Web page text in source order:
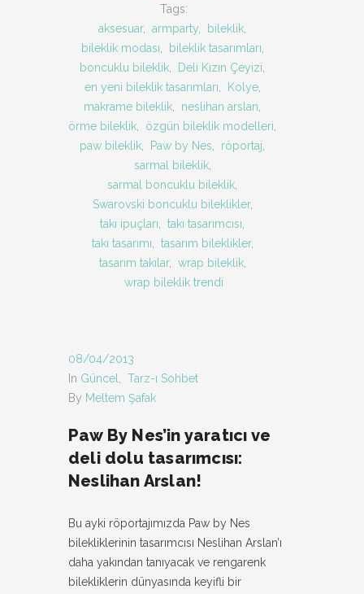
Tags:
aksesuar, armparty bileklik
bileklik modası
bileklik tasarımları
boncuklu bileklik
Deli Kızın Çeyizi
en yeni bileklik tasarımları
Kolye,
makrame bileklik
neslihan arslan
örme bileklik
özgün bileklik modelleri
paw bileklik
Paw by Nes röportaj
sarmal bileklik,
sarmal boncuklu bileklik
Swarovski boncuklu bileklikler,
takı ipuçları
takı tasarımcısı
takı tasarımı
tasarım bileklikler,
tasarım takılar, wrap bileklik,
wrap bileklik trendi
08/04/2013
In Güncel
Tarz-ı Sohbet
By Meltem Şafak
Paw By Nes’in yaratıcı ve
deli dolu tasarımcısı:
Neslihan Arslan!
Bu ayki röportajımızda Paw by Nes
bilekliklerinin tasarımcısı Neslihan Arslan’ı
daha yakından tanıyacak ve rengarenk
bilekliklerin dünyasında keyifli bir